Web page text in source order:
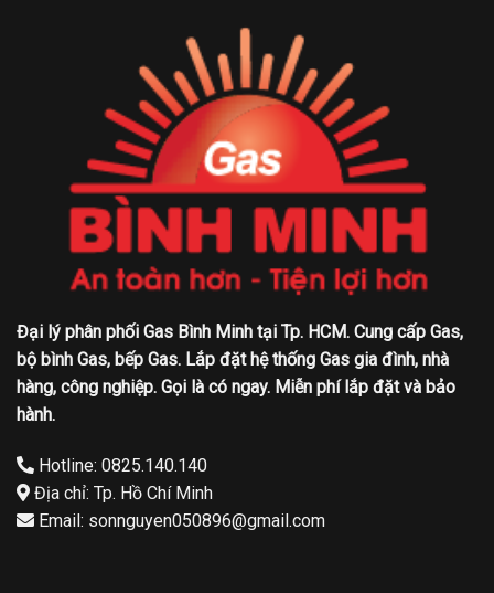
Đại lý phân phối Gas Bình Minh tại Tp. HCM. Cung cấp Gas,
bộ bình Gas, bếp Gas. Lắp đặt hệ thống Gas gia đình, nhà
hàng, công nghiệp. Gọi là có ngay. Miễn phí lắp đặt và bảo
hành.
Hotline: 0825.140.140
Địa chỉ: Tp. Hồ Chí Minh
Email: sonnguyen050896@gmail.com